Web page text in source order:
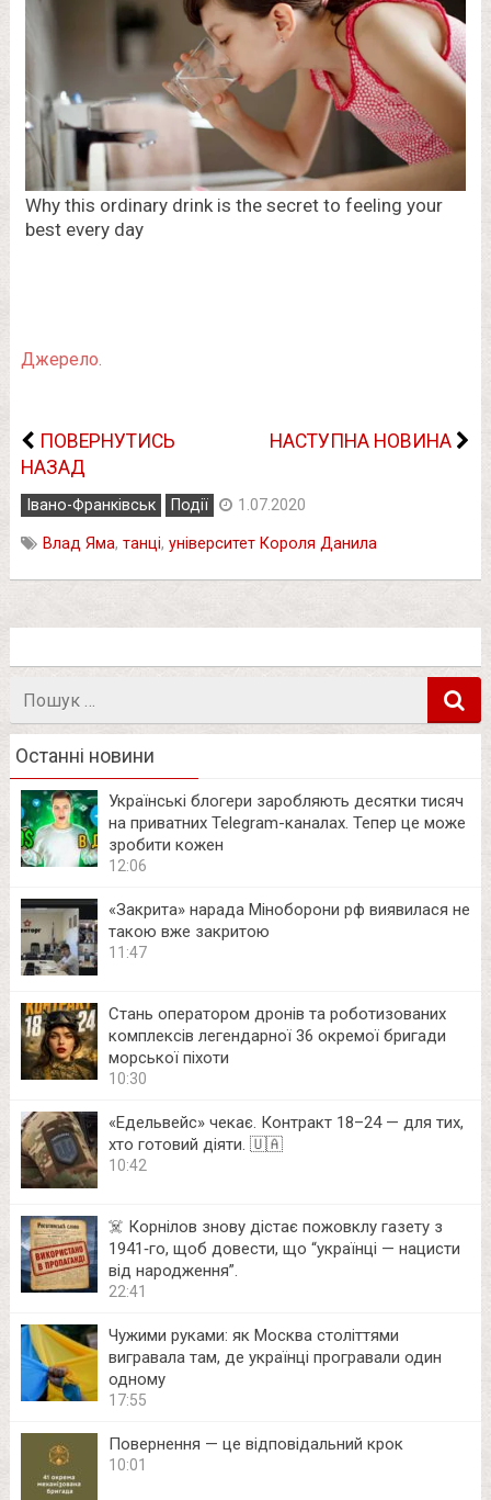
Джерело.
ПОВЕРНУТИСЬ
НАЗАД
НАСТУПНА НОВИНА
Івано-Франківськ Події 1.07.2020
Влад Яма, танці, університет Короля Данила
Останні новини
Українські блогери заробляють десятки тисяч
на приватних Telegram-каналах. Тепер це може
зробити кожен
12:06
«Закрита» нарада Міноборони рф виявилася не
такою вже закритою
11:47
Стань оператором дронів та роботизованих
комплексів легендарної 36 окремої бригади
морської піхоти
10:30
«Едельвейс» чекає. Контракт 18–24 — для тих,
хто готовий діяти. 🇺🇦
10:42
☠️ Корнілов знову дістає пожовклу газету з
1941‑го, щоб довести, що “українці — нацисти
від народження”.
22:41
Чужими руками: як Москва століттями
вигравала там, де українці програвали один
одному
17:55
Повернення — це відповідальний крок
10:01